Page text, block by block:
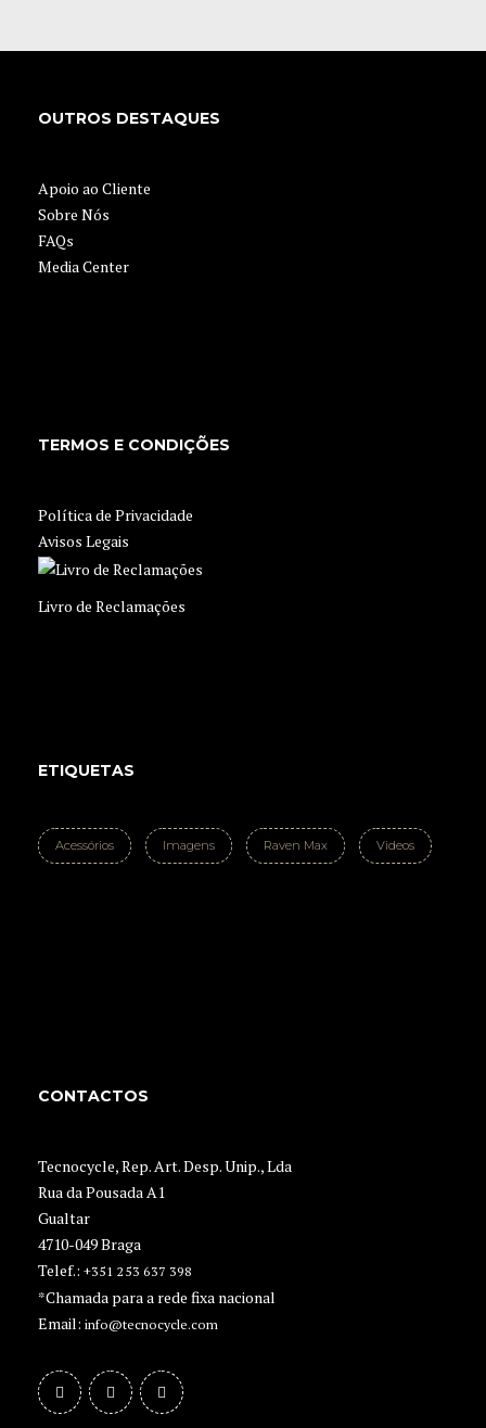
OUTROS DESTAQUES
Apoio ao Cliente
Sobre Nós
FAQs
Media Center
TERMOS E CONDIÇÕES
Política de Privacidade
Avisos Legais
Livro de Reclamações
ETIQUETAS
Acessórios Imagens Raven Max Videos
CONTACTOS
Tecnocycle, Rep. Art. Desp. Unip., Lda
Rua da Pousada A1
Gualtar
4710-049 Braga
Telef.: +351 253 637 398
*Chamada para a rede fixa nacional
Email: info@tecnocycle.com